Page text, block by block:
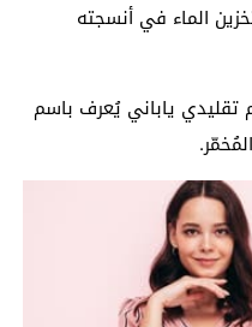
الماء في أنسجته
تقليدي ياباني يُعرف باسم